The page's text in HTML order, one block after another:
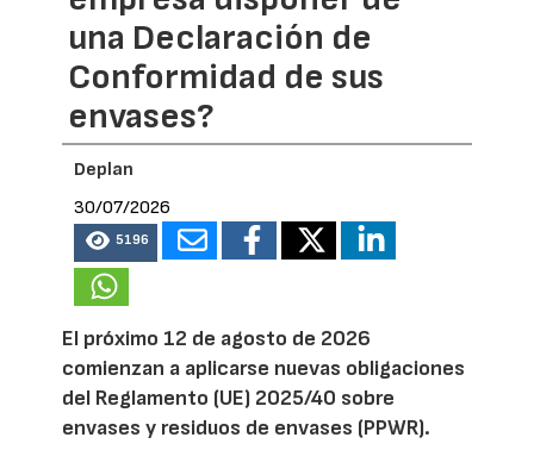
una Declaración de
Conformidad de sus
envases?
Deplan
30/07/2026
5196
El próximo 12 de agosto de 2026
comienzan a aplicarse nuevas obligaciones
del Reglamento (UE) 2025/40 sobre
envases y residuos de envases (PPWR).